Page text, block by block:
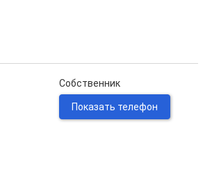
Собственник
Показать телефон